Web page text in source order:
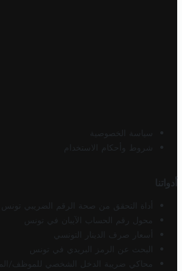
سياسة الخصوصية
شروط وأحكام الاستخدام
أدواتنا
أداة التحقق من صحة الرقم الضريبي تونس
محول رقم الحساب الآيبان في تونس
أسعار صرف الدينار التونسي
البحث عن الرمز البريدي في تونس
محاكي ضريبة الدخل الشخصي للموظف/